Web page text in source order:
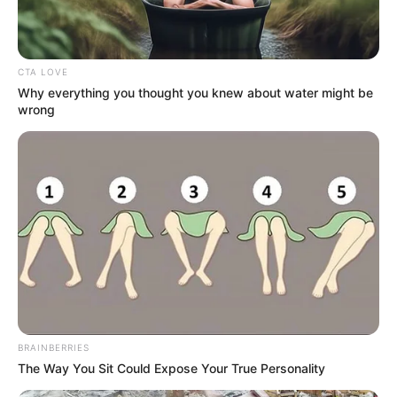
año 2023.Registrando afectaciones por quemaduras,
laceraciones, amputaciones, fracturas y contusiones
oculares, debido al manejo no adecuado de estos
productos.
CTA LOVE
Why everything you thought you knew about water might be
wrong
BRAINBERRIES
The Way You Sit Could Expose Your True Personality